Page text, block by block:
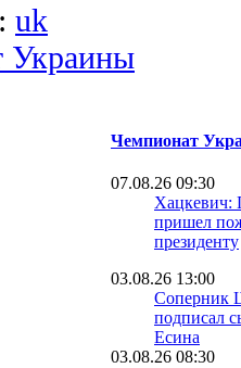
uk
Украины
Чемпионат
07.08.26 09:30
Хацкевич:
пришел
президенту
03.08.26 13:00
Соперник
подписал
Есина
03.08.26 08:30